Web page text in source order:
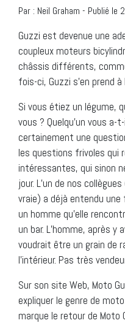
Par : Neil Graham - Publié le
Guzzi est devenue une
coupleux moteurs
châssis différents,
fois-ci, Guzzi s’en prend à
Si vous étiez un légume,
vous ? Quelqu’un vous a-
certainement une
les questions frivoles qui
intéressantes, qui sinon
jour. L’un de nos
vraie) a déjà entendu
un homme qu’elle
un bar. L’homme, après y
voudrait être un grain de
l’intérieur. Pas très
Sur son site Web, Moto
expliquer le genre de
marque le retour de Moto